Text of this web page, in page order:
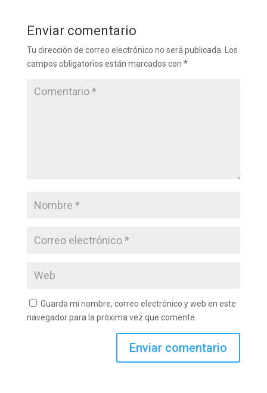
Enviar comentario
Tu dirección de correo electrónico no será publicada.
Los
campos obligatorios están marcados con *
Guarda mi nombre, correo electrónico y web en este
navegador para la próxima vez que comente.